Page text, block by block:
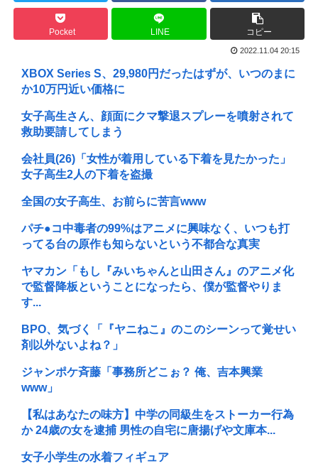
Pocket LINE コピー
2022.11.04 20:15
XBOX Series S、29,980円だったはずが、いつのまに
か10万円近い価格に
女子高生さん、顔面にクマ撃退スプレーを噴射されて
救助要請してしまう
会社員(26)「女性が着用している下着を見たかった」
女子高生2人の下着を盗撮
全国の女子高生、お前らに苦言www
パチ●コ中毒者の99%はアニメに興味なく、いつも打
ってる台の原作も知らないという不都合な真実
ヤマカン「もし『みいちゃんと山田さん』のアニメ化
で監督降板ということになったら、僕が監督やりま
す...
BPO、気づく「『ヤニねこ』のこのシーンって覚せい
剤以外ないよね？」
ジャンポケ斉藤「事務所どこぉ？ 俺、吉本興業
www」
【私はあなたの味方】中学の同級生をストーカー行為
か 24歳の女を逮捕 男性の自宅に唐揚げや文庫本...
女子小学生の水着フィギュア